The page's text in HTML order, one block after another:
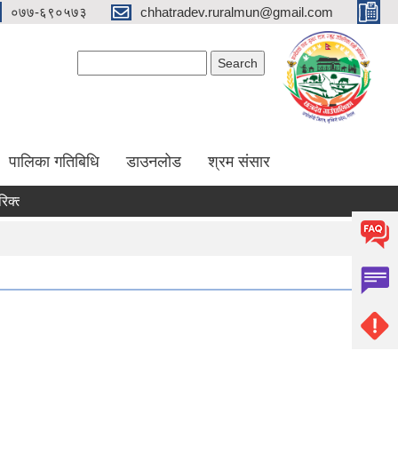
०७७-६९०५७३ chhatradev.ruralmun@gmail.com
पालिका गतिबिधि डाउनलोड श्रम संसार
पदमा स्थायी शिक्षक सरुवा सम्बन्धमा ।